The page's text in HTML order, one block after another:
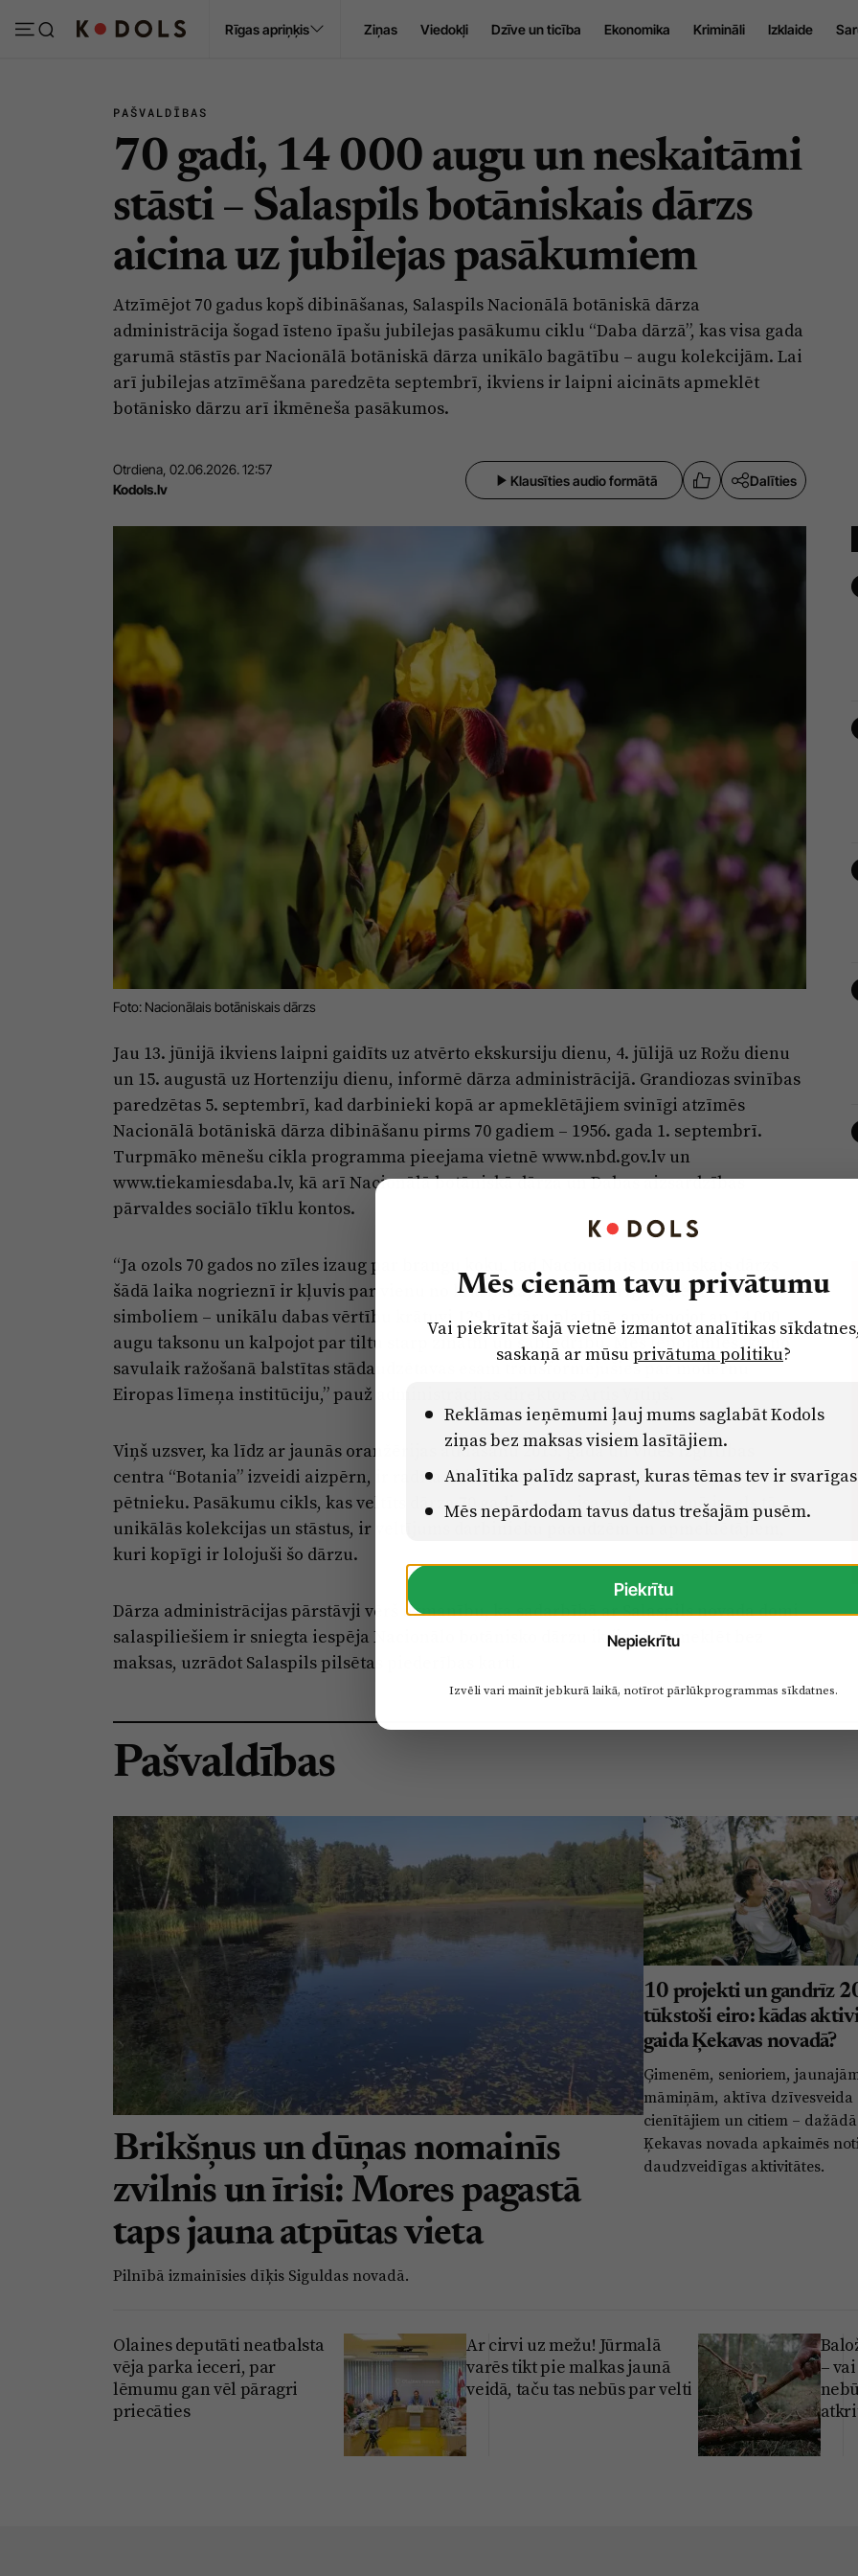
Rīgas apriņķis Ziņas Viedokļi Dzīve un ticība Ekonomika Krimināli Izklaide
PAŠVALDĪBAS
70 gadi, 14 000 augu un neskaitāmi
stāsti – Salaspils botāniskais dārzs
aicina uz jubilejas pasākumiem
Atzīmējot 70 gadus kopš dibināšanas, Salaspils Nacionālā botāniskā dārza
administrācija šogad īsteno īpašu jubilejas pasākumu ciklu “Daba dārzā”, kas visa gada
garumā stāstīs par Nacionālā botāniskā dārza unikālo bagātību – augu kolekcijām. Lai
arī jubilejas atzīmēšana paredzēta septembrī, ikviens ir laipni aicināts apmeklēt
botānisko dārzu arī ikmēneša pasākumos.
Otrdiena, 02.06.2026. 12:57
Kodols.lv
Klausīties audio formātā Dalīties
Foto: Nacionālais botāniskais dārzs
Jau 13. jūnijā ikviens laipni gaidīts uz atvērto ekskursiju dienu, 4. jūlijā uz Rožu dienu
un 15. augustā uz Hortenziju dienu, informē dārza administrācijā. Grandiozas svinības
paredzētas 5. septembrī, kad darbinieki kopā ar apmeklētājiem svinīgi atzīmēs
Nacionālā botāniskā dārza dibināšanu pirms 70 gadiem – 1956. gada 1. septembrī.
Turpmāko mēnešu cikla programma pieejama vietnē www.nbd.gov.lv un
www.tiekamiesdaba.lv, kā arī Nacionālā botāniskā dārza un Dabas aizsardzības
pārvaldes sociālo tīklu kontos.
“Ja ozols 70 gados no zīles izaug par brangu koku, tad Nacionālais botāniskais dārzs
šādā laika nogrieznī ir kļuvis par vienu no krāšņākajiem un svarīgākajiem Latvijas
simboliem – unikālu dabas vērtību krātuvi 129 hektāru platībā, apvienojot ap 14 000
augu taksonu un kalpojot par tiltu starp zinātni un sabiedrību. Mēs lepojamies, ka no
savulaik ražošanā balstītas stādaudzētavas esam transformējušies par modernu
Eiropas līmeņa institūciju,” pauž administrācijas direktors Artis Vītiņš.
Viņš uzsver, ka līdz ar jaunās oranžērijas atklāšanu 2015. gadā un vides izglītības
centra “Botania” izveidi aizpērn, ir radīta vide, kurā ikviens var kļūt par dabas
pētnieku. Pasākumu cikls, kas veltīts dārza 70 gadiem un visa gada garumā izcels tā
unikālās kolekcijas un stāstus, ir veltījums darbinieku paaudzēm un apmeklētājiem,
kuri kopīgi ir lolojuši šo dārzu.
Dārza administrācijas pārstāvji vērš uzmanību, ka sadarbībā ar Salaspils novada domi
salaspiliešiem ir sniegta iespēja Nacionālo botānisko dārzu ikdienā apmeklēt bez
maksas, uzrādot Salaspils pilsētas piederības karti.
Pašvaldības
Brikšņus un dūņas nomainīs
zvilnis un īrisi: Mores pagastā
taps jauna atpūtas vieta
Pilnībā izmainīsies dīķis Siguldas novadā.
10 projekti un gandrīz
tūkstoši eiro: kādas
gaida Ķekavas novadā?
Ģimenēm, senioriem,
māmiņām, aktīva dzīvesveida
cienītājiem un citiem –
Ķekavas novada apkaimēs
daudzveidīgas aktivitātes.
Olaines deputāti neatbalsta
vēja parka ieceri, par
lēmumu gan vēl pāragri
priecāties
Ar cirvi uz mežu! Jūrmalā
varēs tikt pie malkas jaunā
veidā, taču tas nebūs par velti
–
Mēs cienām tavu privātumu
Vai piekrītat šajā vietnē izmantot analītikas
saskaņā ar mūsu privātuma politiku?
Reklāmas ieņēmumi ļauj mums saglabāt Kodols
ziņas bez maksas visiem lasītājiem.
Analītika palīdz saprast, kuras tēmas tev ir
Mēs nepārdodam tavus datus trešajām pusēm.
Piekrītu
Nepiekrītu
Izvēli vari mainīt jebkurā laikā, notīrot pārlūkprogrammas sīkdatnes.